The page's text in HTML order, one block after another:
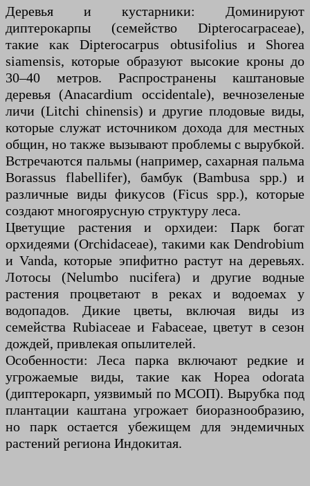
Деревья и кустарники: Доминируют
диптерокарпы (семейство Dipterocarpaceae),
такие как Dipterocarpus obtusifolius и Shorea
siamensis, которые образуют высокие кроны до
30–40 метров. Распространены каштановые
деревья (Anacardium occidentale), вечнозеленые
личи (Litchi chinensis) и другие плодовые виды,
которые служат источником дохода для местных
общин, но также вызывают проблемы с вырубкой.
Встречаются пальмы (например, сахарная пальма
Borassus flabellifer), бамбук (Bambusa spp.) и
различные виды фикусов (Ficus spp.), которые
создают многоярусную структуру леса.
Цветущие растения и орхидеи: Парк богат
орхидеями (Orchidaceae), такими как Dendrobium
и Vanda, которые эпифитно растут на деревьях.
Лотосы (Nelumbo nucifera) и другие водные
растения процветают в реках и водоемах у
водопадов. Дикие цветы, включая виды из
семейства Rubiaceae и Fabaceae, цветут в сезон
дождей, привлекая опылителей.
Особенности: Леса парка включают редкие и
угрожаемые виды, такие как Hopea odorata
(диптерокарп, уязвимый по МСОП). Вырубка под
плантации каштана угрожает биоразнообразию,
но парк остается убежищем для эндемичных
растений региона Индокитая.